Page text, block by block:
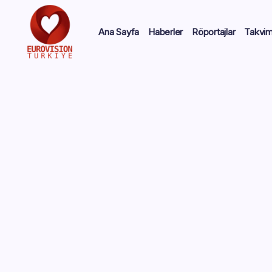
Ana Sayfa Haberler Röportajlar